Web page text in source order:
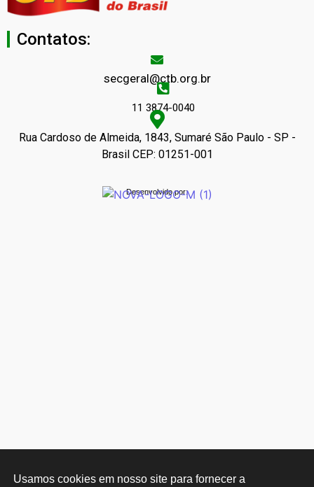
Contatos:
secgeral@ctb.org.br
11 3874-0040
Rua Cardoso de Almeida, 1843, Sumaré São Paulo - SP -
Brasil CEP: 01251-001
Desenvolvido por:
Usamos cookies em nosso site para fornecer a